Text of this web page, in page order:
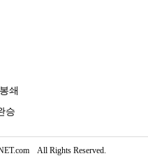
쇄
승
All Rights Reserved.